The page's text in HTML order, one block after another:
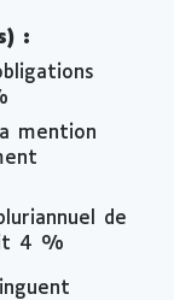
:
mention
de
4 %